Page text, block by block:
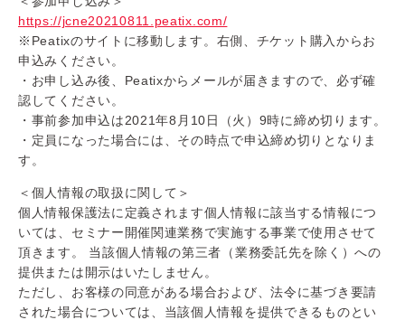
https://jcne20210811.peatix.com/
※Peatixのサイトに移動します。右側、チケット購入からお
申込みください。
・お申し込み後、Peatixからメールが届きますので、必ず確
認してください。
・事前参加申込は2021年8月10日
（火）9時に締め切ります。
・定員になった場合には、その時点で申込締め切りとなりま
す。
＜個人情報の取扱に関して＞
個人情報保護法に定義されます個人情報に該当する情報につ
いては、セミナー開催関連業務で実施する事業で使用させて
頂きます。 当該個人情報の第三者（業務委託先を除く）への
提供または開示はいたしません。
ただし、お客様の同意がある場合および、法令に基づき要請
された場合については、当該個人情報を提供できるものとい